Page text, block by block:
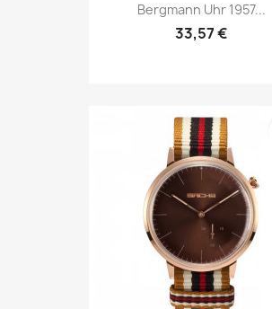
Bergmann Uhr 1957...
33,57 €